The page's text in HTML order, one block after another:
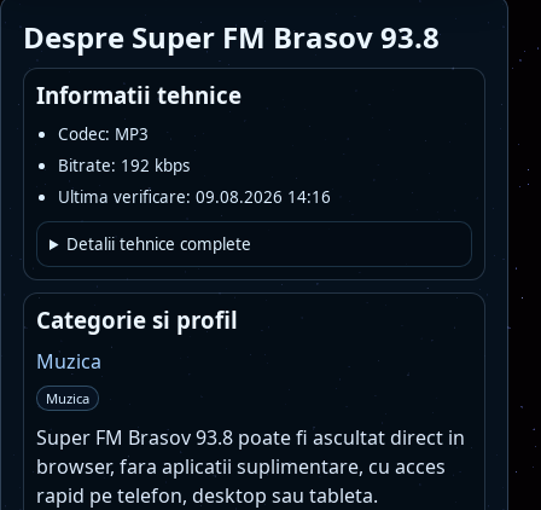
Despre Super FM Brasov 93.8
Informatii tehnice
Codec: MP3
Bitrate: 192 kbps
Ultima verificare: 09.08.2026 14:16
Detalii tehnice complete
Categorie si profil
Muzica
Muzica
Super FM Brasov 93.8 poate fi ascultat direct in
browser, fara aplicatii suplimentare, cu acces
rapid pe telefon, desktop sau tableta.